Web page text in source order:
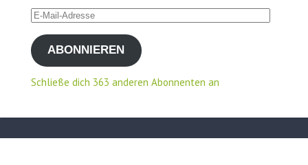
E-
Mail-
AdresseABONNIEREN
Schließe dich 363 anderen Abonnenten an